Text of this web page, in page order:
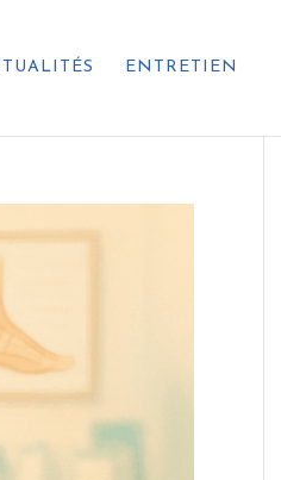
ENTRETIEN